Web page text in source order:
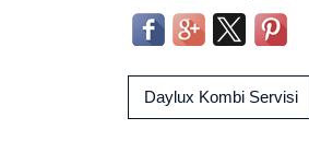
Daylux Kombi Servisi